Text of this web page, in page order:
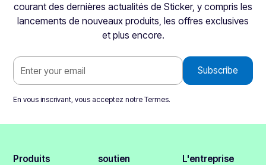
courant des dernières actualités de Sticker, y compris les
lancements de nouveaux produits, les offres exclusives
et plus encore.
En vous inscrivant, vous acceptez notreTermes.
Produits soutien L'entreprise